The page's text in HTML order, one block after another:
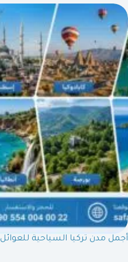
أجمل مدن تركيا السياحية للعوائل 2026 | رحلات سفرنا VIP